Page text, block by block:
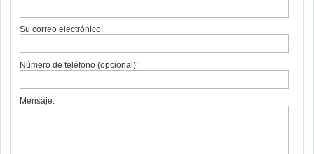
Su correo electrónico:
Número de teléfono (opcional):
Mensaje: